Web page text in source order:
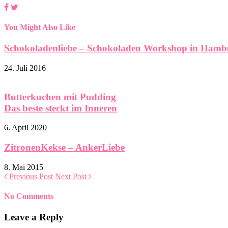
You Might Also Like
Schokoladenliebe – Schokoladen Workshop in
24. Juli 2016
Butterkuchen mit Pudding
Das beste steckt im Inneren
6. April 2020
ZitronenKekse – AnkerLiebe
8. Mai 2015
Previous Post Next Post
No Comments
Leave a Reply